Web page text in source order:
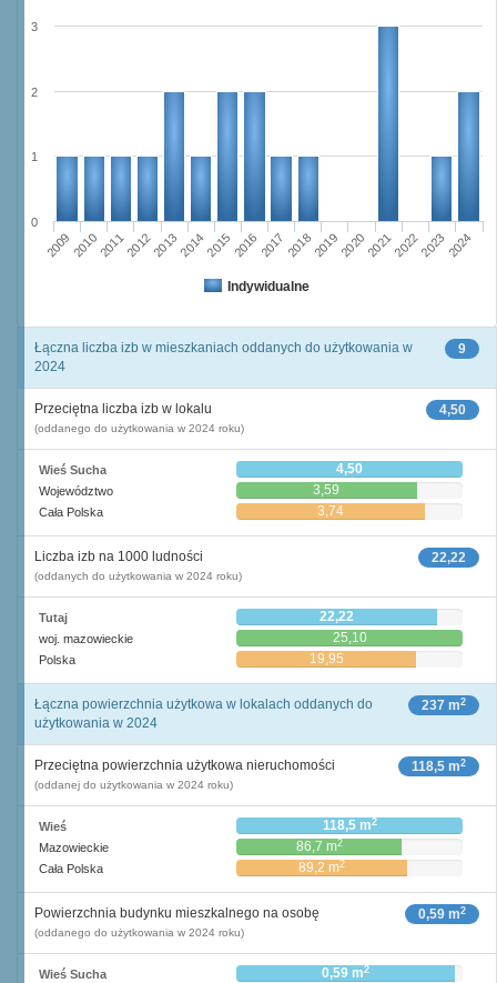
Indywidualne
200920102011201220132014201520162017 2018201920202021202220232024
0
1
2
3
9
Łączna liczba izb w mieszkaniach oddanych do użytkowania w
2024
4,50
Przeciętna liczba izb w lokalu
(oddanego do użytkowania w 2024 roku)
Wieś Sucha 4,50
Województwo 3,59
Cała Polska 3,74
22,22
Liczba izb na 1000 ludności
(oddanych do użytkowania w 2024 roku)
Tutaj 22,22
woj. mazowieckie 25,10
Polska 19,95
237 m2
Łączna powierzchnia użytkowa w lokalach oddanych do
użytkowania w 2024
118,5 m2
Przeciętna powierzchnia użytkowa nieruchomości
(oddanej do użytkowania w 2024 roku)
Wieś 118,5 m2
Mazowieckie 86,7 m2
Cała Polska 89,2 m2
0,59 m2
Powierzchnia budynku mieszkalnego na osobę
(oddanego do użytkowania w 2024 roku)
Wieś Sucha 0,59 m2